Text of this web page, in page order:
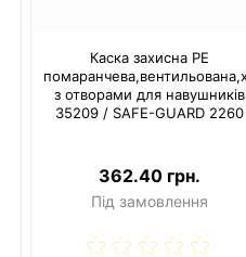
Каска захисна PE
з отворами для навушників
35209 / SAFE-GUARD 2260
362.40 грн.
Під замовлення